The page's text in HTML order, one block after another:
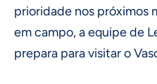
prioridade nos próximos
em campo, a equipe de
prepara para visitar o